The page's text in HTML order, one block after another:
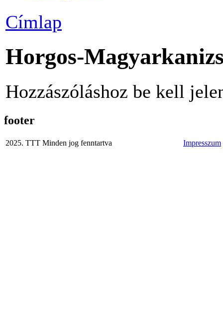
Címlap
Horgos-
Hozzászóláshoz be kell
footer
2025. TTT Minden jog fenntartva Impresszum